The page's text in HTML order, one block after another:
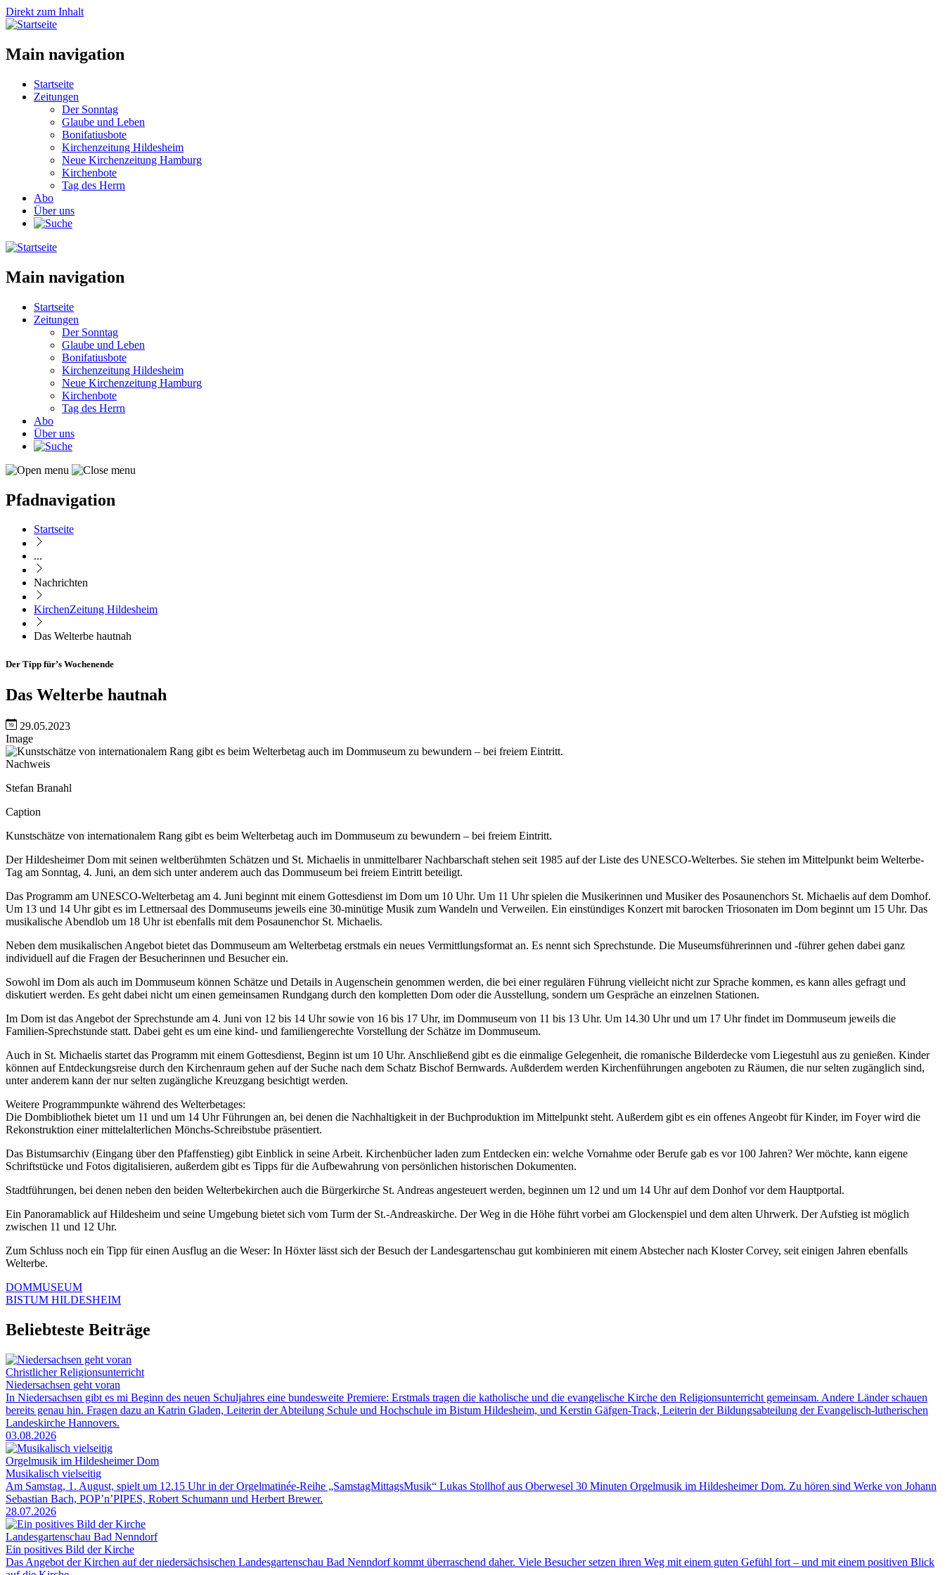
Direkt zum Inhalt
Main navigation
Startseite
Zeitungen
Der Sonntag
Glaube und Leben
Bonifatiusbote
Kirchenzeitung Hildesheim
Neue Kirchenzeitung Hamburg
Kirchenbote
Tag des Herrn
Abo
Über uns
Main navigation
Startseite
Zeitungen
Der Sonntag
Glaube und Leben
Bonifatiusbote
Kirchenzeitung Hildesheim
Neue Kirchenzeitung Hamburg
Kirchenbote
Tag des Herrn
Abo
Über uns
Pfadnavigation
Startseite
...
Nachrichten
KirchenZeitung Hildesheim
Das Welterbe hautnah
Der Tipp für’s Wochenende
Das Welterbe hautnah
29.05.2023
Image
Nachweis
Stefan Branahl
Caption
Kunstschätze von internationalem Rang gibt es beim Welterbetag auch im Dommuseum zu bewundern – bei freiem Eintritt.
Der Hildesheimer Dom mit seinen weltberühmten Schätzen und St. Michaelis in unmittelbarer Nachbarschaft stehen seit 1985 auf der Liste des UNESCO-Welterbes. Sie stehen im Mittelpunkt beim Welterbe-
Tag am Sonntag, 4. Juni, an dem sich unter anderem auch das Dommuseum bei freiem Eintritt beteiligt.
Das Programm am UNESCO-Welterbetag am 4. Juni beginnt mit einem Gottesdienst im Dom um 10 Uhr. Um 11 Uhr spielen die Musikerinnen und Musiker des Posaunenchors St. Michaelis auf dem Domhof.
Um 13 und 14 Uhr gibt es im Lettnersaal des Dommuseums jeweils eine 30-minütige Musik zum Wandeln und Verweilen. Ein einstündiges Konzert mit barocken Triosonaten im Dom beginnt um 15 Uhr. Das
musikalische Abendlob um 18 Uhr ist ebenfalls mit dem Posaunenchor St. Michaelis.
Neben dem musikalischen Angebot bietet das Dommuseum am Welterbetag erstmals ein neues Vermittlungsformat an. Es nennt sich Sprechstunde. Die Museumsführerinnen und -führer gehen dabei ganz
individuell auf die Fragen der Besucherinnen und Besucher ein.
Sowohl im Dom als auch im Dommuseum können Schätze und Details in Augenschein genommen werden, die bei einer regulären Führung vielleicht nicht zur Sprache kommen, es kann alles gefragt und
diskutiert werden. Es geht dabei nicht um einen gemeinsamen Rundgang durch den kompletten Dom oder die Ausstellung, sondern um Gespräche an einzelnen Stationen.
Im Dom ist das Angebot der Sprechstunde am 4. Juni von 12 bis 14 Uhr sowie von 16 bis 17 Uhr, im Dommuseum von 11 bis 13 Uhr. Um 14.30 Uhr und um 17 Uhr findet im Dommuseum jeweils die
Familien-Sprechstunde statt. Dabei geht es um eine kind- und familiengerechte Vorstellung der Schätze im Dommuseum.
Auch in St. Michaelis startet das Programm mit einem Gottesdienst, Beginn ist um 10 Uhr. Anschließend gibt es die einmalige Gelegenheit, die romanische Bilderdecke vom Liegestuhl aus zu genießen. Kinder
können auf Entdeckungsreise durch den Kirchenraum gehen auf der Suche nach dem Schatz Bischof Bernwards. Außderdem werden Kirchenführungen angeboten zu Räumen, die nur selten zugänglich sind,
unter anderem kann der nur selten zugängliche Kreuzgang besichtigt werden.
Weitere Programmpunkte während des Welterbetages:
Die Dombibliothek bietet um 11 und um 14 Uhr Führungen an, bei denen die Nachhaltigkeit in der Buchproduktion im Mittelpunkt steht. Außerdem gibt es ein offenes Angeobt für Kinder, im Foyer wird die
Rekonstruktion einer mittelalterlichen Mönchs-Schreibstube präsentiert.
Das Bistumsarchiv (Eingang über den Pfaffenstieg) gibt Einblick in seine Arbeit. Kirchenbücher laden zum Entdecken ein: welche Vornahme oder Berufe gab es vor 100 Jahren? Wer möchte, kann eigene
Schriftstücke und Fotos digitalisieren, außerdem gibt es Tipps für die Aufbewahrung von persönlichen historischen Dokumenten.
Stadtführungen, bei denen neben den beiden Welterbekirchen auch die Bürgerkirche St. Andreas angesteuert werden, beginnen um 12 und um 14 Uhr auf dem Donhof vor dem Hauptportal.
Ein Panoramablick auf Hildesheim und seine Umgebung bietet sich vom Turm der St.-Andreaskirche. Der Weg in die Höhe führt vorbei am Glockenspiel und dem alten Uhrwerk. Der Aufstieg ist möglich
zwischen 11 und 12 Uhr.
Zum Schluss noch ein Tipp für einen Ausflug an die Weser: In Höxter lässt sich der Besuch der Landesgartenschau gut kombinieren mit einem Abstecher nach Kloster Corvey, seit einigen Jahren ebenfalls
Welterbe.
DOMMUSEUM
BISTUM HILDESHEIM
Beliebteste Beiträge
Christlicher Religionsunterricht
Niedersachsen geht voran
In Niedersachsen gibt es mi Beginn des neuen Schuljahres eine bundesweite Premiere: Erstmals tragen die katholische und die evangelische Kirche den Religionsunterricht gemeinsam. Andere Länder schauen
bereits genau hin. Fragen dazu an Katrin Gladen, Leiterin der Abteilung Schule und Hochschule im Bistum Hildesheim, und Kerstin Gäfgen-Track, Leiterin der Bildungsabteilung der Evangelisch-lutherischen
Landeskirche Hannovers.
03.08.2026
Orgelmusik im Hildesheimer Dom
Musikalisch vielseitig
Am Samstag, 1. August, spielt um 12.15 Uhr in der Orgelmatinée-Reihe „SamstagMittagsMusik“ Lukas Stollhof aus Oberwesel 30 Minuten Orgelmusik im Hildesheimer Dom. Zu hören sind Werke von Johann
Sebastian Bach, POP’n’PIPES, Robert Schumann und Herbert Brewer.
28.07.2026
Landesgartenschau Bad Nenndorf
Ein positives Bild der Kirche
Das Angebot der Kirchen auf der niedersächsischen Landesgartenschau Bad Nenndorf kommt überraschend daher. Viele Besucher setzen ihren Weg mit einem guten Gefühl fort – und mit einem positiven Blick